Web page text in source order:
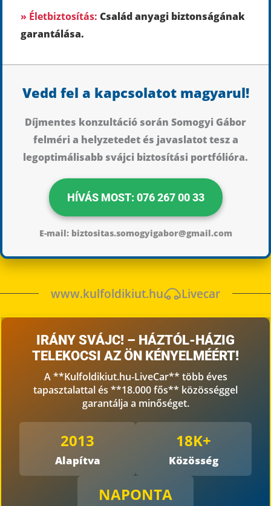
» Életbiztosítás: Család anyagi biztonságának
garantálása.
Vedd fel a kapcsolatot magyarul!
Díjmentes konzultáció során Somogyi Gábor
felméri a helyzetedet és javaslatot tesz a
legoptimálisabb svájci biztosítási portfólióra.
HÍVÁS MOST: 076 267 00 33
E-mail: biztositas.somogyigabor@gmail.com
www.kulfoldikiut.hu Livecar
IRÁNY SVÁJC! – HÁZTÓL-HÁZIG
TELEKOCSI AZ ÖN KÉNYELMÉÉRT!
A **Kulfoldikiut.hu-LiveCar** több éves
tapasztalattal és **18.000 fős** közösséggel
garantálja a minőséget.
2013
Alapítva
18K+
Közösség
NAPONTA